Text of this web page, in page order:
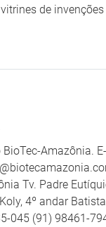
de
Amazônia.
Tv. Padre
4º andar
045 (91) 98461-